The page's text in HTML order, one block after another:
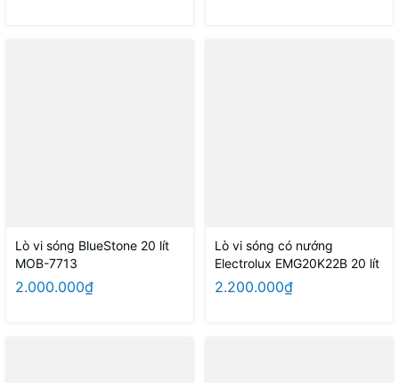
Lò vi sóng BlueStone 20 lít
MOB-7713
2.000.000₫
Lò vi sóng có nướng
Electrolux EMG20K22B 20 lít
2.200.000₫